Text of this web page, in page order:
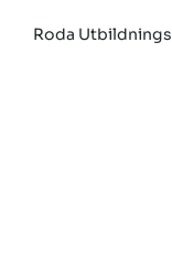
Roda Utbildnings